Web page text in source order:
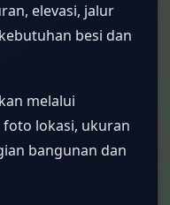
elevasi, jalur
besi dan
melalui
lokasi, ukuran
bangunan dan